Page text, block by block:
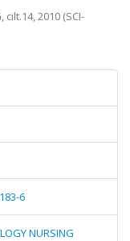
cilt.14, 2010 (SCI-
6
NURSING